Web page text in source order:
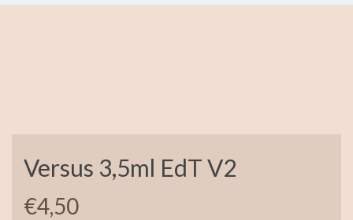
Versus 3,5ml EdT V2
€4,50